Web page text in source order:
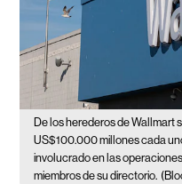
De los herederos de Wallmart
US$100.000 millones cada
involucrado en las
miembros de su directorio.